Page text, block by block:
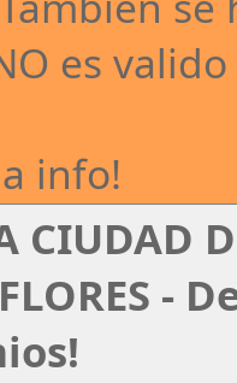
es valido
info!
CIUDAD
-